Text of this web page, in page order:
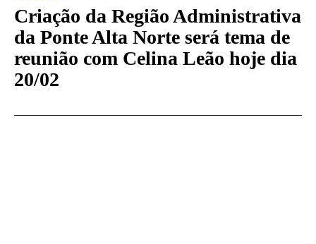
Criação da Região Administrativa
da Ponte Alta Norte será tema de
reunião com Celina Leão hoje dia
20/02